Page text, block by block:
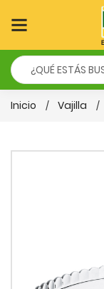
Inicio Vajilla